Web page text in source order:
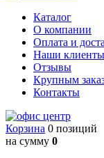
Каталог
О компании
Оплата и
Наши клиенты
Отзывы
Крупным
Контакты
Корзина 0 позиций
на сумму 0